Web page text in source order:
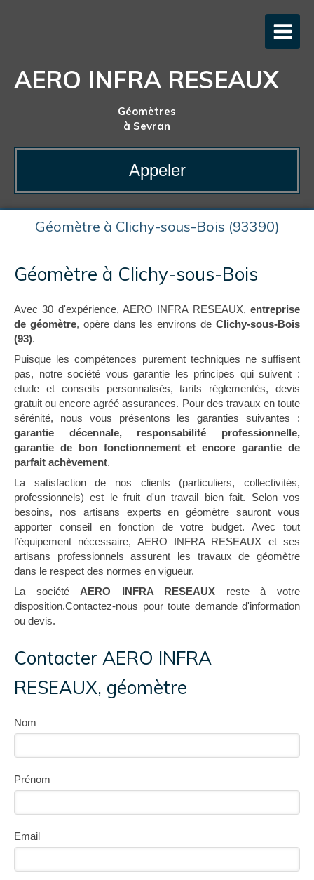
AERO INFRA RESEAUX
Géomètres
à Sevran
Appeler
Géomètre à Clichy-sous-Bois (93390)
Géomètre à Clichy-sous-Bois
Avec 30 d'expérience, AERO INFRA RESEAUX, entreprise
de géomètre, opère dans les environs deClichy-sous-Bois
(93).
Puisque les compétences purement techniques ne suffisent
pas, notre société vous garantie les principes qui suivent :
etude et conseils personnalisés, tarifs réglementés, devis
gratuit ou encore agréé assurances. Pour des travaux en toute
sérénité, nous vous présentons les garanties suivantes :
garantie décennale, responsabilité professionnelle,
garantie de bon fonctionnement et encore garantie de
parfait achèvement.
La satisfaction de nos clients (particuliers, collectivités,
professionnels) est le fruit d'un travail bien fait. Selon vos
besoins, nos artisans experts en géomètre sauront vous
apporter conseil en fonction de votre budget. Avec tout
l’équipement nécessaire, AERO INFRA RESEAUX et ses
artisans professionnels assurent les travaux de géomètre
dans le respect des normes en vigueur.
La société AERO INFRA RESEAUX reste à votre
disposition.Contactez-nous pour toute demande d'information
ou devis.
Contacter AERO INFRA
RESEAUX, géomètre
Nom
Prénom
Email